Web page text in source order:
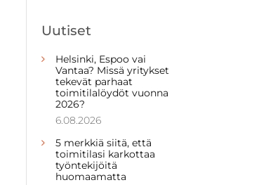
Uutiset
Helsinki, Espoo vai
Vantaa? Missä yritykset
tekevät parhaat
toimitilalöydöt vuonna
2026?
6.08.2026
5 merkkiä siitä, että
toimitilasi karkottaa
työntekijöitä
huomaamatta